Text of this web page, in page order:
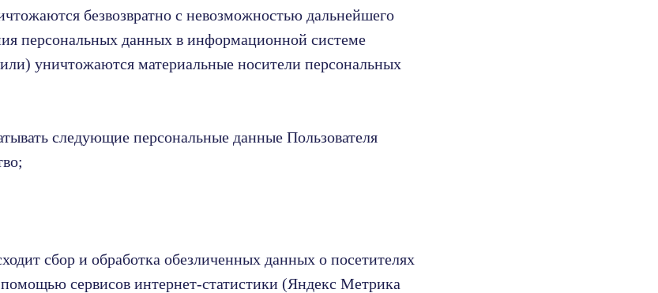
безвозвратно с невозможностью дальнейшего
персональных данных в информационной системе
уничтожаются материальные носители персональных
следующие персональные данные Пользователя
сбор и обработка обезличенных данных о посетителях
сервисов интернет-статистики (Яндекс Метрика